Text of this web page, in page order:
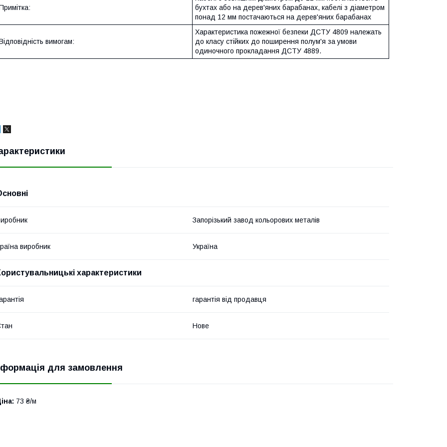
бухтах або на дерев'яних барабанах, кабелі з діаметром
понад 12 мм постачаються на дерев'яних барабанах
вимогам:
Характеристика пожежної безпеки ДСТУ 4809 належать
до класу стійких до поширення полум'я за умови
одиночного прокладання ДСТУ 4889.
Запорізький завод кольорових металів
виробник Україна
характеристики
гарантія від продавця
Нове
для замовлення
73 ₴/м